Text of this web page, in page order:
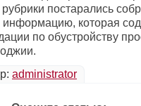
постарались
которая
по обустройству
administrator